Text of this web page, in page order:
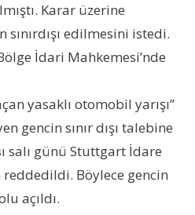
Karar üzerine
sınırdışı edilmesini istedi.
İdari Mahkemesi’nde
yasaklı otomobil yarışı”
gencin sınır dışı talebine
salı günü Stuttgart İdare
Böylece gencin
açıldı.